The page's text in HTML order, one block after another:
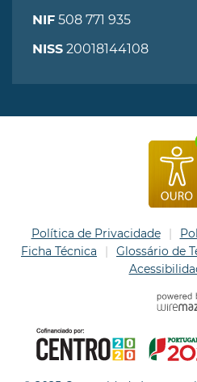
NIF 508 771 935
NISS 20018144108
Política de Privacidade
Ficha Técnica
Glossário de